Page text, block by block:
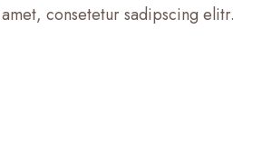
consetetur sadipscing elitr.